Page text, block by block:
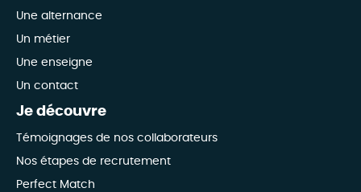
Une alternance
Un métier
Une enseigne
Un contact
Je découvre
Témoignages de nos collaborateurs
Nos étapes de recrutement
Perfect Match